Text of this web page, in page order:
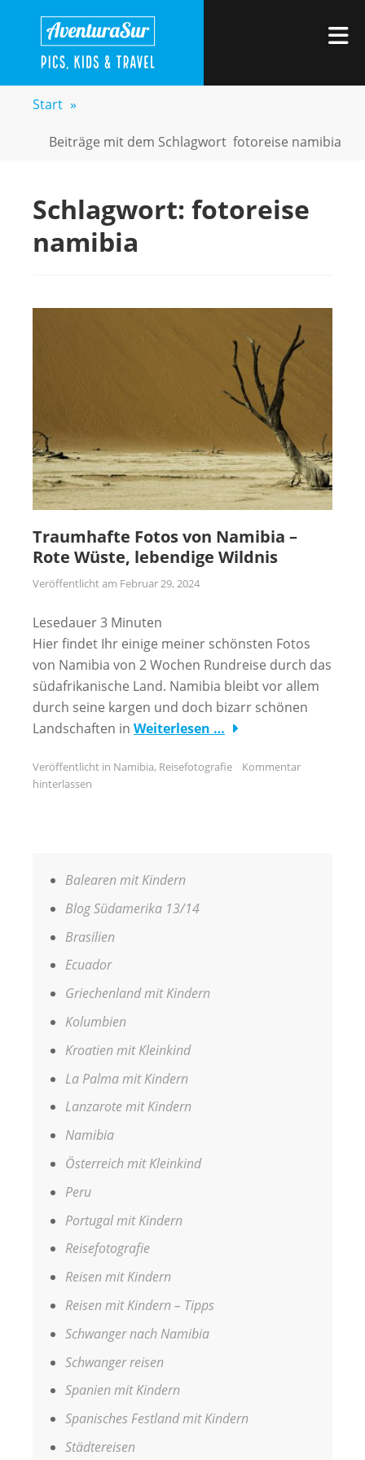
springen
AVENTURASUR
Start »
Beiträge mit dem Schlagwort fotoreise namibia
Schlagwort: fotoreise
namibia
Traumhafte Fotos von Namibia –
Rote Wüste, lebendige Wildnis
Veröffentlicht am Februar 29, 2024
Lesedauer3 Minuten
Hier findet Ihr einige meiner schönsten Fotos
von Namibia von 2 Wochen Rundreise durch das
südafrikanische Land. Namibia bleibt vor allem
durch seine kargen und doch bizarr schönen
Landschaften in Weiterlesen …
Veröffentlicht in Namibia, Reisefotografie
Kommentar
hinterlassen
Balearen mit Kindern
Blog Südamerika 13/14
Brasilien
Ecuador
Griechenland mit Kindern
Kolumbien
Kroatien mit Kleinkind
La Palma mit Kindern
Lanzarote mit Kindern
Namibia
Österreich mit Kleinkind
Peru
Portugal mit Kindern
Reisefotografie
Reisen mit Kindern
Reisen mit Kindern – Tipps
Schwanger nach Namibia
Schwanger reisen
Spanien mit Kindern
Spanisches Festland mit Kindern
Städtereisen